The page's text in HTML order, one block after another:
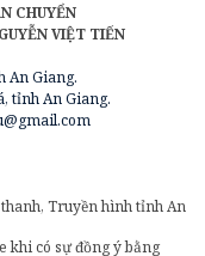
CHUYỂN
VIỆT TIẾN
An Giang.
tỉnh An Giang.
Truyền hình tỉnh An
khi có sự đồng ý bằng